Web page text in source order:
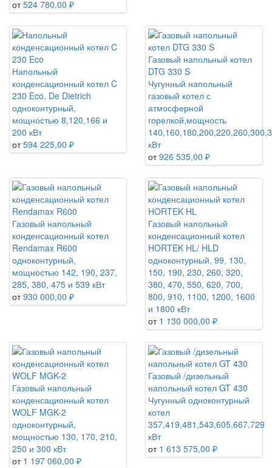
от 524 780,00 ₽
Напольный
конденсационный котел C
230 Eco, De Dietrich
одноконтурный,
мощностью 8,120,166 и
200 кВт
от 594 225,00 ₽
Газовый напольный котел
DTG 330 S
Чугунный напольный
газовый котел с
атмосферной
горелкой,мощность
кВт
от 926 535,00 ₽
Газовый напольный
конденсационный котел
Rendamax R600
одноконтурный,
мощностью 142, 190, 237,
285, 380, 475 и 539 кВт
от 930 000,00 ₽
Газовый напольный
конденсационный котел
HORTEK HL/ HLD
одноконтурный, 99, 130,
150, 190, 230, 260, 320,
380, 470, 550, 620, 700,
800, 910, 1100, 1200, 1600
и 1800 кВт
от 1 130 000,00 ₽
Газовый напольный
конденсационный котел
WOLF MGK-2
одноконтурный,
мощностью 130, 170, 210,
250 и 300 кВт
от 1 197 060,00 ₽
Газовый /дизельный
напольный котел GT 430
Чугунный одноконтурный
котел
357,419,481,543,605,667,729
кВт
от 1 613 575,00 ₽